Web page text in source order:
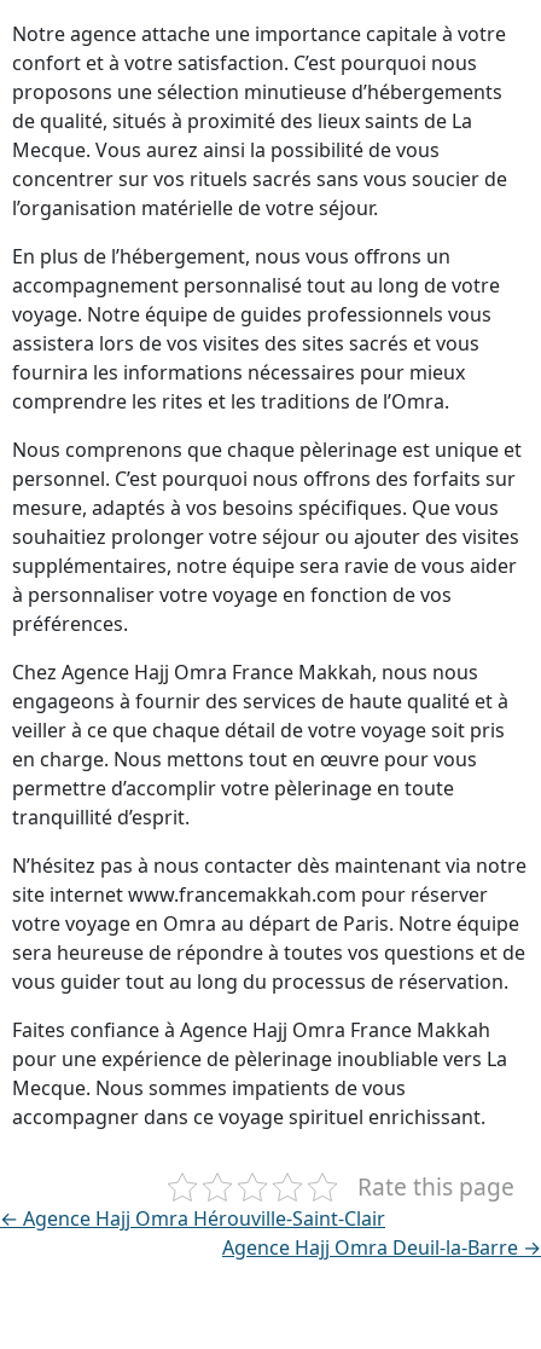
Notre agence attache une importance capitale à votre
confort et à votre satisfaction. C’est pourquoi nous
proposons une sélection minutieuse d’hébergements
de qualité, situés à proximité des lieux saints de La
Mecque. Vous aurez ainsi la possibilité de vous
concentrer sur vos rituels sacrés sans vous soucier de
l’organisation matérielle de votre séjour.
En plus de l’hébergement, nous vous offrons un
accompagnement personnalisé tout au long de votre
voyage. Notre équipe de guides professionnels vous
assistera lors de vos visites des sites sacrés et vous
fournira les informations nécessaires pour mieux
comprendre les rites et les traditions de l’Omra.
Nous comprenons que chaque pèlerinage est unique et
personnel. C’est pourquoi nous offrons des forfaits sur
mesure, adaptés à vos besoins spécifiques. Que vous
souhaitiez prolonger votre séjour ou ajouter des visites
supplémentaires, notre équipe sera ravie de vous aider
à personnaliser votre voyage en fonction de vos
préférences.
Chez Agence Hajj Omra France Makkah, nous nous
engageons à fournir des services de haute qualité et à
veiller à ce que chaque détail de votre voyage soit pris
en charge. Nous mettons tout en œuvre pour vous
permettre d’accomplir votre pèlerinage en toute
tranquillité d’esprit.
N’hésitez pas à nous contacter dès maintenant via notre
site internet www.francemakkah.com pour réserver
votre voyage en Omra au départ de Paris. Notre équipe
sera heureuse de répondre à toutes vos questions et de
vous guider tout au long du processus de réservation.
Faites confiance à Agence Hajj Omra France Makkah
pour une expérience de pèlerinage inoubliable vers La
Mecque. Nous sommes impatients de vous
accompagner dans ce voyage spirituel enrichissant.
Rate this page
← Agence Hajj Omra Hérouville-Saint-Clair
Agence Hajj Omra Deuil-la-Barre →